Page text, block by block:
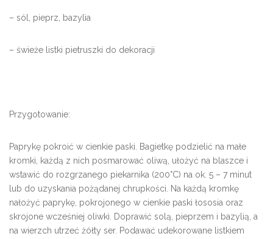
– sól, pieprz, bazylia
– świeże listki pietruszki do dekoracji
Przygotowanie:
Paprykę pokroić w cienkie paski. Bagietkę podzielić na małe
kromki, każdą z nich posmarować oliwą, ułożyć na blaszce i
wstawić do rozgrzanego piekarnika (200°C) na ok. 5 – 7 minut
lub do uzyskania pożądanej chrupkości. Na każdą kromkę
nałożyć paprykę, pokrojonego w cienkie paski łososia oraz
skrojone wcześniej oliwki. Doprawić solą, pieprzem i bazylią, a
na wierzch utrzeć żółty ser. Podawać udekorowane listkiem